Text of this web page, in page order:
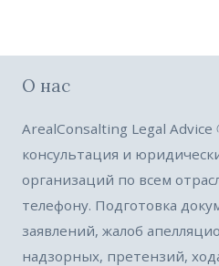
О нас
ArealConsalting Legal
консультация и
организаций по всем
телефону. Подготовка
заявлений, жалоб
надзорных, претензий,